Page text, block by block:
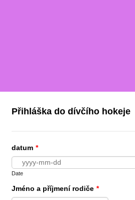
Přihláška do dívčího hokeje
datum *
Date
Jméno a příjmení rodiče *